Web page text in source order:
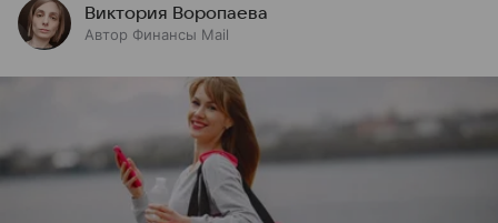
Виктория Воропаева
Автор Финансы Mail